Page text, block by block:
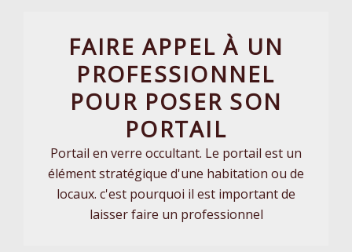
FAIRE APPEL À UN
PROFESSIONNEL
POUR POSER SON
PORTAIL
Portail en verre occultant. Le portail est un
élément stratégique d'une habitation ou de
locaux. c'est pourquoi il est important de
laisser faire un professionnel